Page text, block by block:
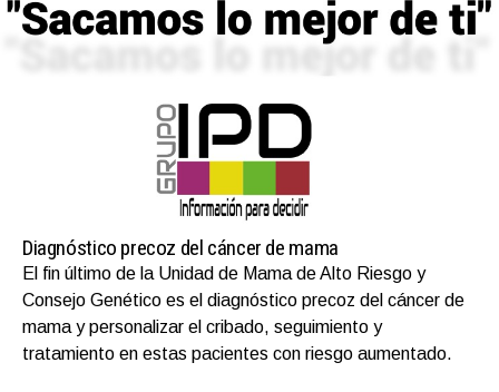
Diagnóstico precoz del cáncer de mama
El fin último de la Unidad de Mama de Alto Riesgo y
Consejo Genético es el diagnóstico precoz del cáncer de
mama y personalizar el cribado, seguimiento y
tratamiento en estas pacientes con riesgo aumentado.